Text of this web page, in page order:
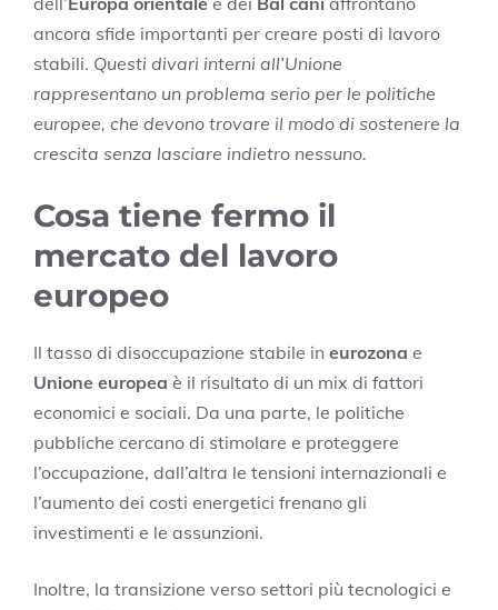
ancora sfide importanti per creare posti di lavoro
stabili. Questi divari interni all’Unione
rappresentano un problema serio per le politiche
europee, che devono trovare il modo di sostenere la
crescita senza lasciare indietro nessuno.
Cosa tiene fermo il
mercato del lavoro
europeo
Il tasso di disoccupazione stabile in eurozona e
Unione europea è il risultato di un mix di fattori
economici e sociali. Da una parte, le politiche
pubbliche cercano di stimolare e proteggere
l’occupazione, dall’altra le tensioni internazionali e
l’aumento dei costi energetici frenano gli
investimenti e le assunzioni.
Inoltre, la transizione verso settori più tecnologici e